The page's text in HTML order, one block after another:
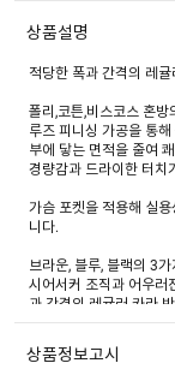
상품설명
적당한 폭과 간격의 레
폴리,코튼,비스코스 혼
루즈 피니싱 가공을 통
부에 닿는 면적을 줄여
경량감과 드라이한 터치
가슴 포켓을 적용해 실
니다.
브라운, 블루, 블랙의 3
시어서커 조직과 어우러
과 간격의 레귤러 카라
상품정보고시